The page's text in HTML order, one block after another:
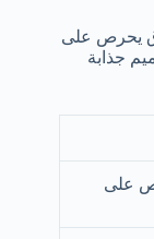
يحرص على
جذابة
على